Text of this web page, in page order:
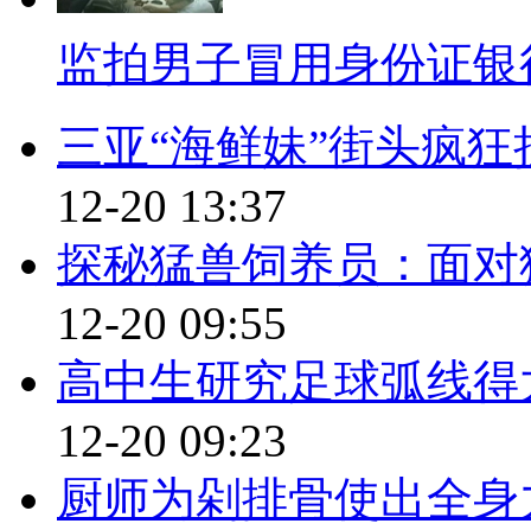
人心中五味陈杂。 有网友说，
办，再加上程序繁杂， 耗时耗
的向有着和王秀青一样遭遇的
该做的，谁要嫌您麻烦咱投诉他
【口播】有网友说，为什么
还舔着脸问"为什么"，老百姓能
啪！被打一巴掌)政府存在的目
权益。此时，找政府不是添麻
里看到的一句话，说，当一个
的时候，这个国家才开始进步
的意识啊总是赶不上某些专家的
监拍男子冒用身份证
三亚“海鲜妹”街头疯
12-20 13:37
探秘猛兽饲养员：面
12-20 09:55
高中生研究足球弧线
12-20 09:23
厨师为剁排骨使出全